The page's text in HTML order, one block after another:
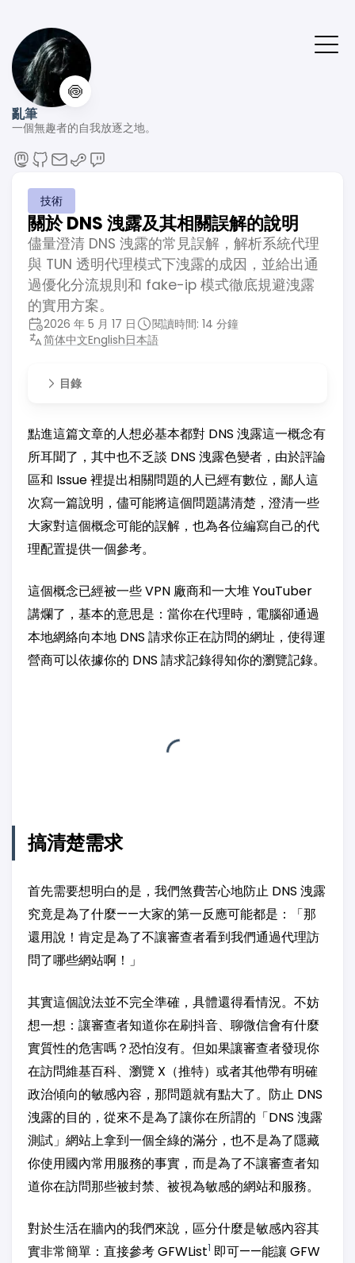
🍥
亂筆
一個無趣者的自我放逐之地。
技術
關於 DNS 洩露及其相關誤解的說明
儘量澄清 DNS 洩露的常見誤解，解析系統代理
與 TUN 透明代理模式下洩露的成因，並給出通
過優化分流規則和 fake-ip 模式徹底規避洩露
的實用方案。
2026 年 5 月 17 日
閱讀時間: 14 分鐘
简体中文English日本語
目錄
點進這篇文章的人想必基本都對 DNS 洩露這一概念有
所耳聞了，其中也不乏談 DNS 洩露色變者，由於評論
區和 Issue 裡提出相關問題的人已經有數位，鄙人這
次寫一篇說明，儘可能將這個問題講清楚，澄清一些
大家對這個概念可能的誤解，也為各位編寫自己的代
理配置提供一個參考。
這個概念已經被一些 VPN 廠商和一大堆 YouTuber
講爛了，基本的意思是：當你在代理時，電腦卻通過
本地網絡向本地 DNS 請求你正在訪問的網址，使得運
營商可以依據你的 DNS 請求記錄得知你的瀏覽記錄。
搞清楚需求
首先需要想明白的是，我們煞費苦心地防止 DNS 洩露
究竟是為了什麼——大家的第一反應可能都是：「那
還用說！肯定是為了不讓審查者看到我們通過代理訪
問了哪些網站啊！」
其實這個說法並不完全準確，具體還得看情況。不妨
想一想：讓審查者知道你在刷抖音、聊微信會有什麼
實質性的危害嗎？恐怕沒有。但如果讓審查者發現你
在訪問維基百科、瀏覽 X（推特）或者其他帶有明確
政治傾向的敏感內容，那問題就有點大了。防止 DNS
洩露的目的，從來不是為了讓你在所謂的「DNS 洩露
測試」網站上拿到一個全綠的滿分，也不是為了隱藏
你使用國內常用服務的事實，而是為了不讓審查者知
道你在訪問那些被封禁、被視為敏感的網站和服務。
對於生活在牆內的我們來說，區分什麼是敏感內容其
實非常簡單：直接參考 GFWList1 即可——能讓 GFW